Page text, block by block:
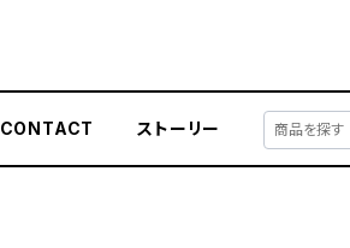
CONTACT ストーリー